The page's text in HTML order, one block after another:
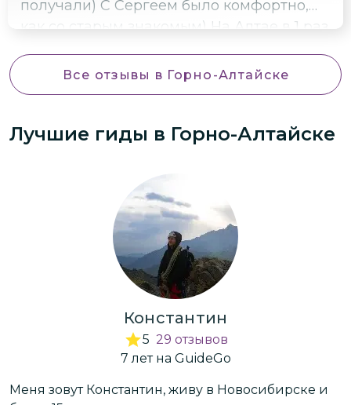
получали) С Сергеем было комфортно,
как со старым знакомым) На Алтае в 1 раз
переставали радоваться и удивляться
красоте природы))) А улыбка не сходила
день приезда не пропал) Классный
Все отзывы в Горно-Алтайске
Лучшие гиды в Горно-Алтайске
Константин
5 29 отзывов
7 летна GuideGo
Меня зовут Константин, живу в Новосибирске и